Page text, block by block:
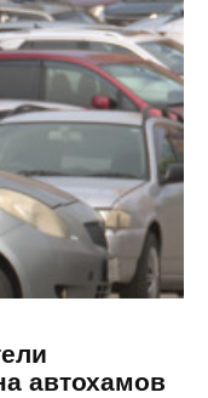
автохамов